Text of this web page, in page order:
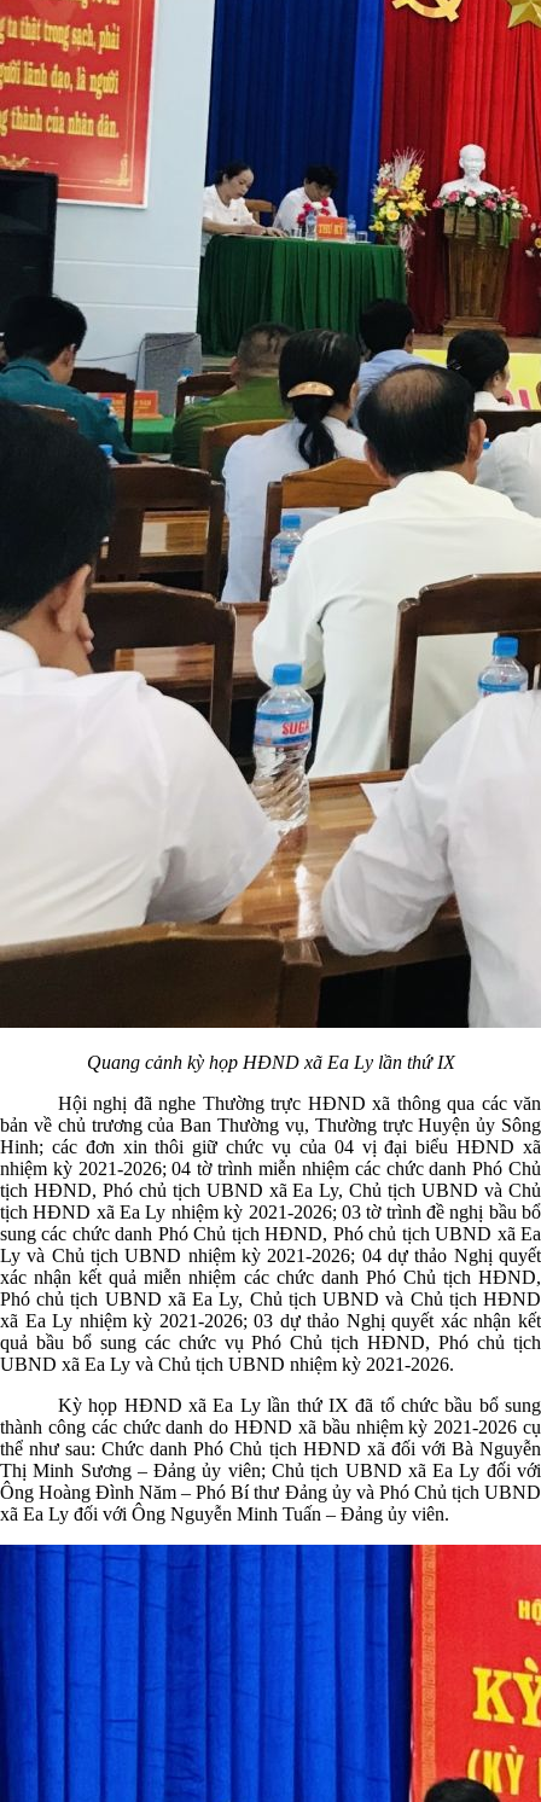
Quang cảnh kỳ họp HĐND xã Ea Ly lần thứ IX
Hội nghị đã nghe Thường trực HĐND xã thông qua các văn
bản về chủ trương của Ban Thường vụ, Thường trực Huyện ủy Sông
Hinh; các đơn xin thôi giữ chức vụ của 04 vị đại biểu HĐND xã
nhiệm kỳ 2021-2026; 04 tờ trình miễn nhiệm các chức danh Phó Chủ
tịch HĐND, Phó chủ tịch UBND xã Ea Ly, Chủ tịch UBND và Chủ
tịch HĐND xã Ea Ly nhiệm kỳ 2021-2026; 03 tờ trình đề nghị bầu bổ
sung các chức danh Phó Chủ tịch HĐND, Phó chủ tịch UBND xã Ea
Ly và Chủ tịch UBND nhiệm kỳ 2021-2026; 04 dự thảo Nghị quyết
xác nhận kết quả miễn nhiệm các chức danh Phó Chủ tịch HĐND,
Phó chủ tịch UBND xã Ea Ly, Chủ tịch UBND và Chủ tịch HĐND
xã Ea Ly nhiệm kỳ 2021-2026; 03 dự thảo Nghị quyết xác nhận kết
quả bầu bổ sung các chức vụ Phó Chủ tịch HĐND, Phó chủ tịch
UBND xã Ea Ly và Chủ tịch UBND nhiệm kỳ 2021-2026.
Kỳ họp HĐND xã Ea Ly lần thứ IX đã tổ chức bầu bổ sung
thành công các chức danh do HĐND xã bầu nhiệm kỳ 2021-2026 cụ
thể như sau: Chức danh Phó Chủ tịch HĐND xã đối với Bà Nguyễn
Thị Minh Sương – Đảng ủy viên; Chủ tịch UBND xã Ea Ly đối với
Ông Hoàng Đình Năm – Phó Bí thư Đảng ủy và Phó Chủ tịch UBND
xã Ea Ly đối với Ông Nguyễn Minh Tuấn – Đảng ủy viên.